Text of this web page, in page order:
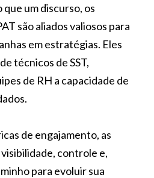
que um discurso, os
são aliados valiosos para
em estratégias. Eles
técnicos de SST,
de RH a capacidade de
de engajamento, as
controle e,
para evoluir sua